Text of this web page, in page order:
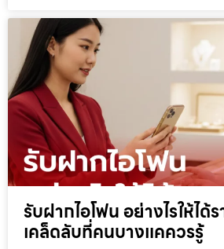
รับฝากไอโฟน อย่างไรให้ได้
เคล็ดลับที่คนบางแคควรรู้